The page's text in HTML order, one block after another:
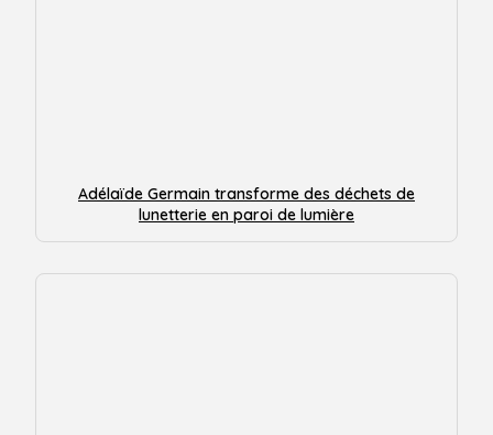
Adélaïde Germain transforme des déchets de
lunetterie en paroi de lumière